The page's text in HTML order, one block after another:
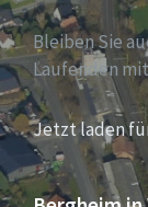
Bleiben Sie
Laufenden
Jetzt laden